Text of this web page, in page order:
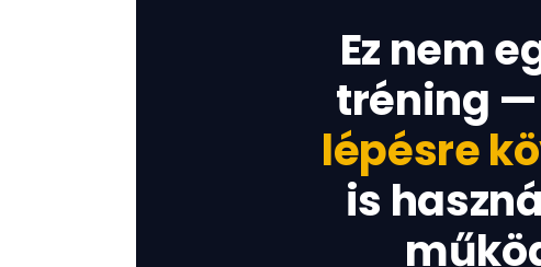
Ez nem
tréning
lépésre
is